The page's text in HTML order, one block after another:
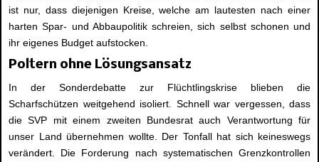
ist nur, dass diejenigen Kreise, welche am lautesten nach einer
harten Spar- und Abbaupolitik schreien, sich selbst schonen und
ihr eigenes Budget aufstocken.
Poltern ohne Lösungsansatz
In der Sonderdebatte zur Flüchtlingskrise blieben die
Scharfschützen weitgehend isoliert. Schnell war vergessen, dass
die SVP mit einem zweiten Bundesrat auch Verantwortung für
unser Land übernehmen wollte. Der Tonfall hat sich keineswegs
verändert. Die Forderung nach systematischen Grenzkontrollen